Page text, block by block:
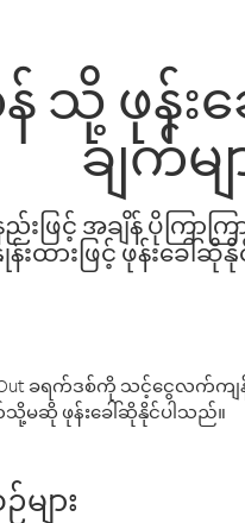
သို့ ဖုန်း
ချက်မျ
ြင့် အချိန် ပိုကြာက
ထားဖြင့် ဖုန်းခေါ်
ခရက်ဒစ်ကို သင့်ငွေလက်က
သို့မဆို ဖုန်းခေါ်ဆိုနိုင်ပါသည်။
ျား